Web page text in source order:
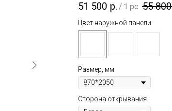
51 500 р. / 1 pc 55 800
Цвет наружной панели
Размер, мм
Сторона открывания